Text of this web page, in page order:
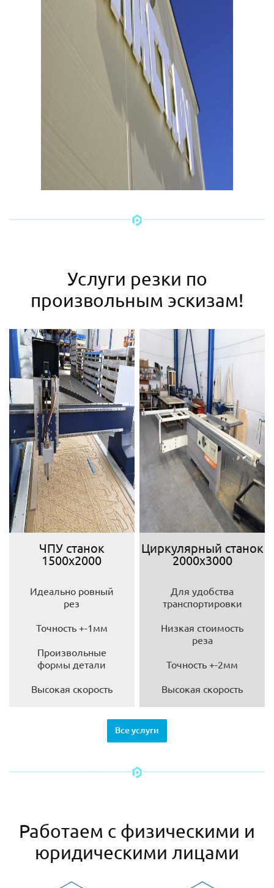
Услуги резки по
произвольным эскизам!
ЧПУ станок
1500х2000
Идеально ровный
рез
Точность +-1мм
Произвольные
формы детали
Высокая скорость
Циркулярный станок
2000х3000
Для удобства
транспортировки
Низкая стоимость
реза
Точность +-2мм
Высокая скорость
Все услуги
Работаем с физическими и
юридическими лицами